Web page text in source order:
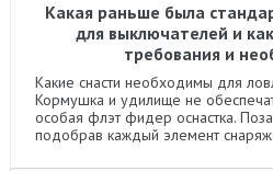
Какая раньше была
для выключателей и
требования и
Какие снасти необходимы для
Кормушка и удилище не
особая флэт фидер оснастка.
подобрав каждый элемент